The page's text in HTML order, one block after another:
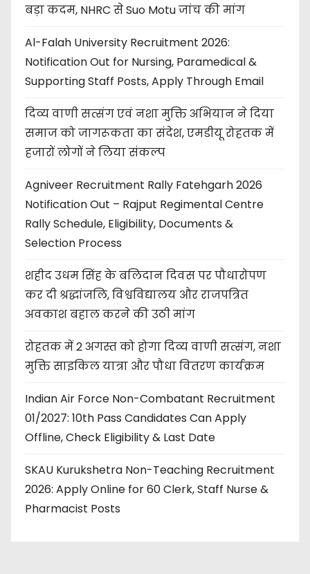
बड़ा कदम, NHRC से Suo Motu जांच की मांग
Al-Falah University Recruitment 2026:
Notification Out for Nursing, Paramedical &
Supporting Staff Posts, Apply Through Email
दिव्य वाणी सत्संग एवं नशा मुक्ति अभियान ने दिया
समाज को जागरूकता का संदेश, एमडीयू रोहतक में
हजारों लोगों ने लिया संकल्प
Agniveer Recruitment Rally Fatehgarh 2026
Notification Out – Rajput Regimental Centre
Rally Schedule, Eligibility, Documents &
Selection Process
शहीद उधम सिंह के बलिदान दिवस पर पौधारोपण
कर दी श्रद्धांजलि, विश्वविद्यालय और राजपत्रित
अवकाश बहाल करने की उठी मांग
रोहतक में 2 अगस्त को होगा दिव्य वाणी सत्संग, नशा
मुक्ति साइकिल यात्रा और पौधा वितरण कार्यक्रम
Indian Air Force Non-Combatant Recruitment
01/2027: 10th Pass Candidates Can Apply
Offline, Check Eligibility & Last Date
SKAU Kurukshetra Non-Teaching Recruitment
2026: Apply Online for 60 Clerk, Staff Nurse &
Pharmacist Posts